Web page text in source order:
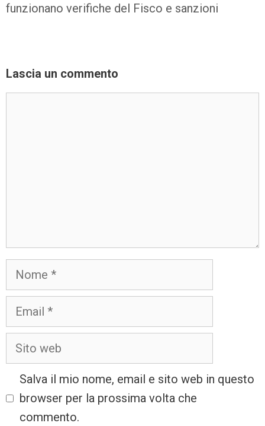
funzionano verifiche del Fisco e sanzioni
Lascia un commento
Salva il mio nome, email e sito web in questo
browser per la prossima volta che
commento.